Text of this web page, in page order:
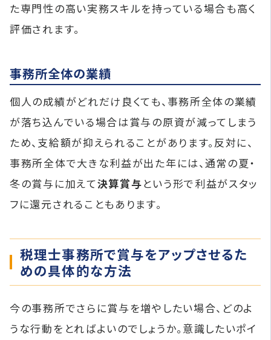
た専門性の高い実務スキルを持っている場合も高く
評価されます。
事務所全体の業績
個人の成績がどれだけ良くても、事務所全体の業績
が落ち込んでいる場合は賞与の原資が減ってしまう
ため、支給額が抑えられることがあります。反対に、
事務所全体で大きな利益が出た年には、通常の夏・
冬の賞与に加えて決算賞与という形で利益がスタッ
フに還元されることもあります。
税理士事務所で賞与をアップさせるた
めの具体的な方法
今の事務所でさらに賞与を増やしたい場合、どのよ
うな行動をとればよいのでしょうか。意識したいポイ